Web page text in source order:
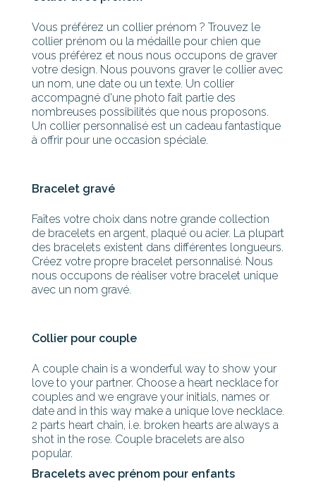
Vous préférez un collier prénom ? Trouvez le
collier prénom ou la médaille pour chien que
vous préférez et nous nous occupons de graver
votre design. Nous pouvons graver le collier avec
un nom, une date ou un texte. Un collier
accompagné d'une photo fait partie des
nombreuses possibilités que nous proposons.
Un collier personnalisé est un cadeau fantastique
à offrir pour une occasion spéciale.
Bracelet gravé
Faîtes votre choix dans notre grande collection
de bracelets en argent, plaqué ou acier. La plupart
des bracelets existent dans différentes longueurs.
Créez votre propre bracelet personnalisé. Nous
nous occupons de réaliser votre bracelet unique
avec un nom gravé.
Collier pour couple
A couple chain is a wonderful way to show your
love to your partner. Choose a heart necklace for
couples and we engrave your initials, names or
date and in this way make a unique love necklace.
2 parts heart chain, i.e. broken hearts are always a
shot in the rose. Couple bracelets are also
popular.
Bracelets avec prénom pour enfants